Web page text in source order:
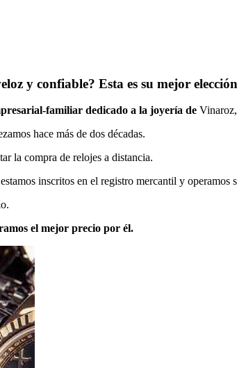
y confiable? Esta es su mejor
familiar dedicado a la joyería de
hace más de dos décadas.
la compra de relojes a distancia.
inscritos en el registro mercantil y operamos
el mejor precio por él.